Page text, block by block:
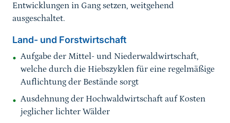
Entwicklungen in Gang setzen, weitgehend
ausgeschaltet.
Land- und Forstwirtschaft
Aufgabe der Mittel- und Niederwaldwirtschaft,
welche durch die Hiebszyklen für eine regelmäßige
Auflichtung der Bestände sorgt
Ausdehnung der Hochwaldwirtschaft auf Kosten
jeglicher lichter Wälder